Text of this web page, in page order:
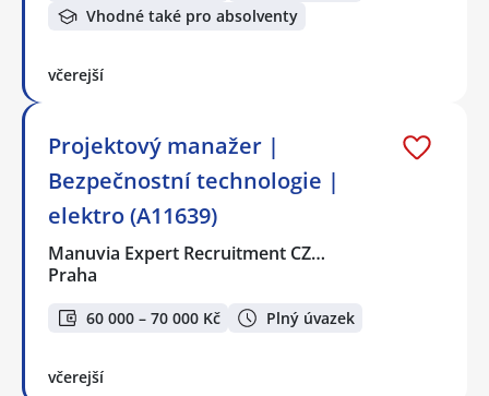
Vhodné také pro absolventy
včerejší
Projektový manažer |
Bezpečnostní technologie |
elektro (A11639)
Manuvia Expert Recruitment CZ…
Praha
60 000 – 70 000 Kč Plný úvazek
včerejší